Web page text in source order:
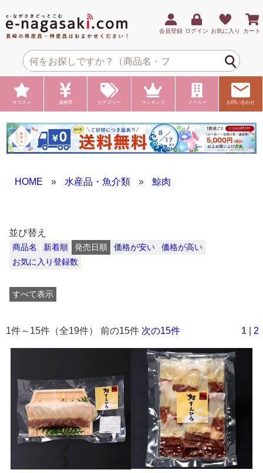
会員登録 ログイン お気に入り カート
オススメ 価格帯 カテゴリー ランキング メーカー お問い合わせ
HOME » 水産品・魚介類 » 鯨肉
並び替え
商品名 新着順 発売日順 価格が安い
価格が高い
お気に入り登録数
すべて表示
1件～15件（全19件） 前の15件 次の15件 1 2